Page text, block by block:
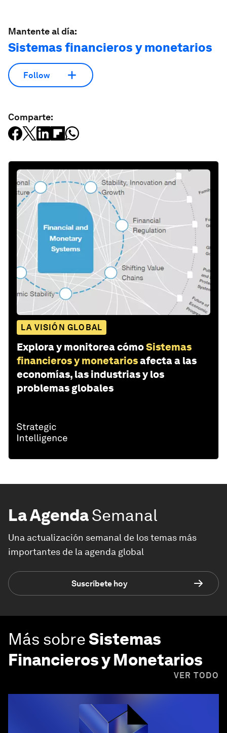
Mantente al día:
Sistemas financieros y monetarios
Follow
Comparte:
LA VISIÓN GLOBAL
Explora y monitorea cómoSistemas
financieros y monetariosafecta a las
economías, las industrias y los
problemas globales
La AgendaSemanal
Una actualización semanal de los temas más
importantes de la agenda global
Suscríbete hoy
Más sobreSistemas
Financieros y Monetarios
VER TODO